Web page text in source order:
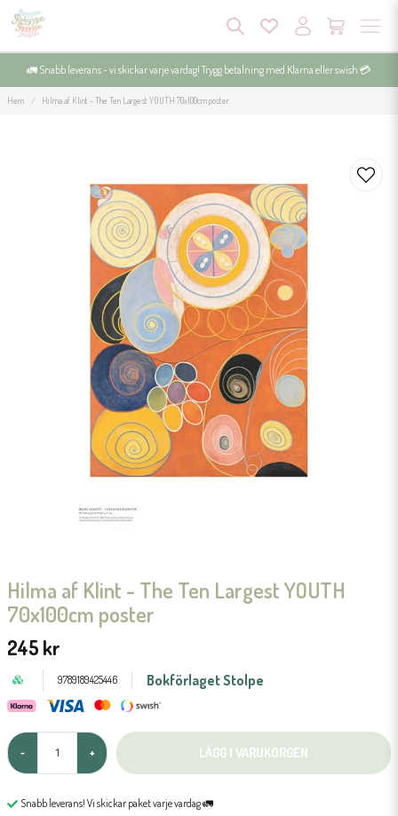
🚛 Snabb leverans - vi skickar varje vardag! Trygg betalning med Klarna eller swish 💳
Hem Hilma af Klint - The Ten Largest YOUTH 70x100cm poster
Hilma af Klint - The Ten Largest YOUTH
70x100cm poster
245 kr
9789189425446 Bokförlaget Stolpe
- + LÄGG I VARUKORGEN
Snabb leverans! Vi skickar paket varje vardag 🚛